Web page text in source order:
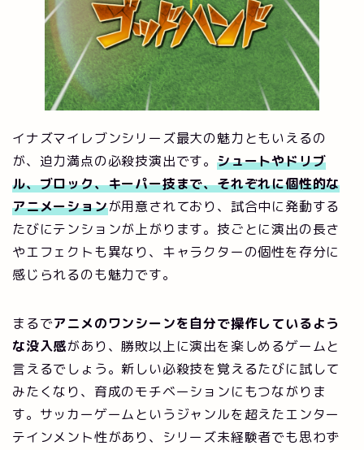
イナズマイレブンシリーズ最大の魅力ともいえるの
が、迫力満点の必殺技演出です。シュートやドリブ
ル、ブロック、キーパー技まで、それぞれに個性的な
アニメーションが用意されており、試合中に発動する
たびにテンションが上がります。技ごとに演出の長さ
やエフェクトも異なり、キャラクターの個性を存分に
感じられるのも魅力です。
まるでアニメのワンシーンを自分で操作しているよう
な没入感があり、勝敗以上に演出を楽しめるゲームと
言えるでしょう。新しい必殺技を覚えるたびに試して
みたくなり、育成のモチベーションにもつながりま
す。サッカーゲームというジャンルを超えたエンター
テインメント性があり、シリーズ未経験者でも思わず